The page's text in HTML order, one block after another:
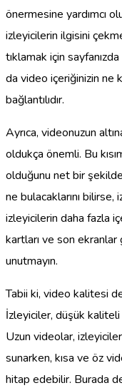
önermesine yardımcı
izleyicilerin ilgisini
tıklamak için
da video içeriğinizin ne
bağlantılıdır.
Ayrıca, videonuzun
oldukça önemli. Bu
olduğunu net bir şekilde
ne bulacaklarını bilirse,
izleyicilerin daha fazla
kartları ve son
unutmayın.
Tabii ki, video kalitesi
İzleyiciler, düşük
Uzun videolar,
sunarken, kısa ve öz
hitap edebilir. Burada